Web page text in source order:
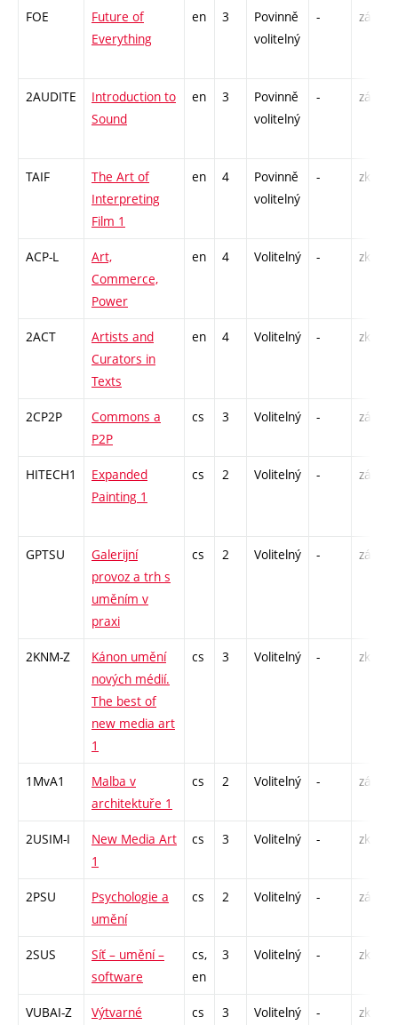
FOE
Future of
Everything
en 3
Povinně
volitelný
- zá
2AUDITE
Introduction to
Sound
en 3
Povinně
volitelný
- zá
TAIF
The Art of
Interpreting
Film 1
en 4
Povinně
volitelný
- zk
ACP-L
Art,
Commerce,
Power
en 4 Volitelný - zk
2ACT
Artists and
Curators in
Texts
en 4 Volitelný - zk
2CP2P
Commons a
P2P
cs 3 Volitelný - zá
HITECH1
Expanded
Painting 1
cs 2 Volitelný - zá
GPTSU
Galerijní
provoz a trh s
uměním v
praxi
cs 2 Volitelný - zá
2KNM-Z
Kánon umění
nových médií.
The best of
new media art
1
cs 3 Volitelný - zk
1MvA1
Malba v
architektuře 1
cs 2 Volitelný - zá
2USIM-I
New Media Art
1
cs 3 Volitelný - zk
2PSU
Psychologie a
umění
cs 2 Volitelný - zá
2SUS
Síť – umění –
software
cs,
en
3 Volitelný - zk
VUBAI-Z
Výtvarné
cs 3 Volitelný - zk